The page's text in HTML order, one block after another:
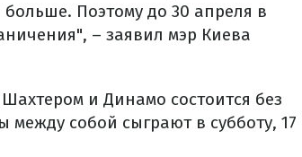
Поэтому до 30 апреля в
– заявил мэр Киева
и Динамо состоится без
собой сыграют в субботу, 17